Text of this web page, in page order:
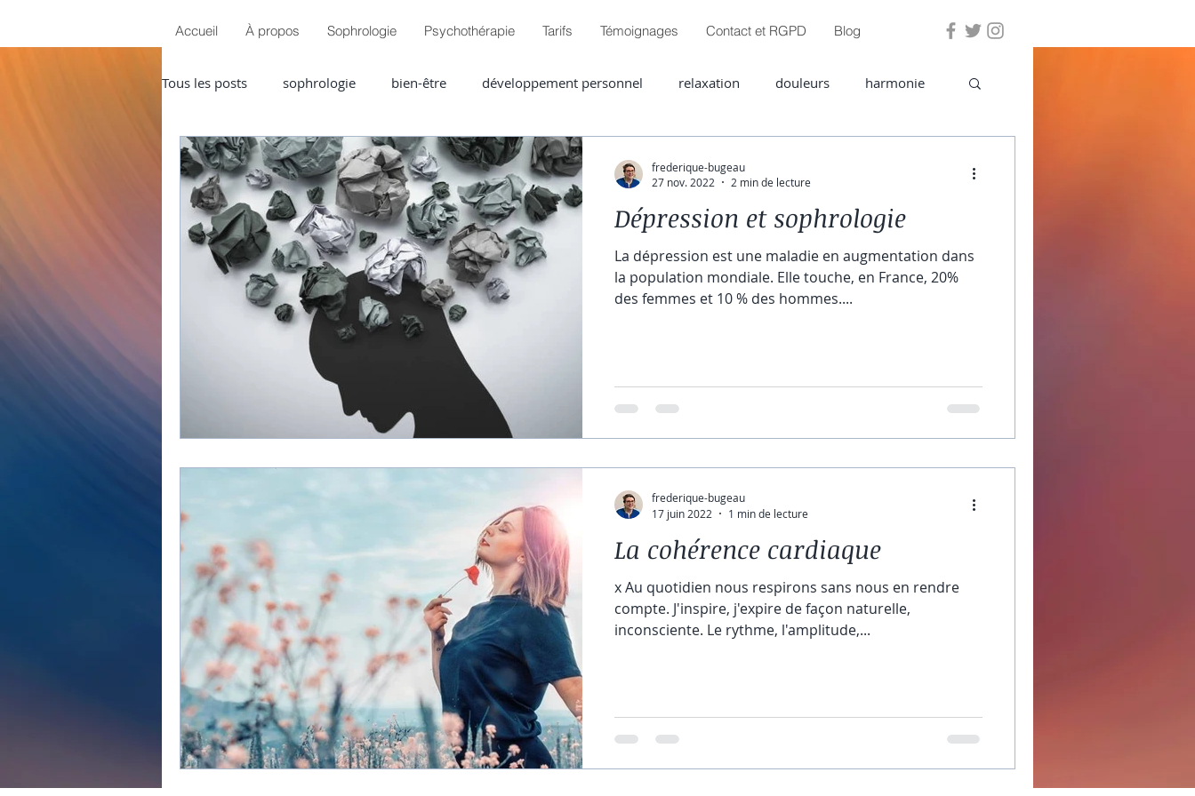
Accueil À propos Sophrologie Psychothérapie Tarifs Témoignages Contact et RGPD Blog
Tous les posts
sophrologie bien-être développement personnel relaxation douleurs harmonie
sérénité douleurs chroniques
Dépression et sophrologie
La dépression est une maladie en augmentation dans
la population mondiale. Elle touche, en France, 20%
des femmes et 10 % des hommes....
frederique-bugeau
27 nov. 2022
2 min de lecture
La cohérence cardiaque
x Au quotidien nous respirons sans nous en rendre
compte. J'inspire, j'expire de façon naturelle,
inconsciente. Le rythme, l'amplitude,...
frederique-bugeau
17 juin 2022
1 min de lecture